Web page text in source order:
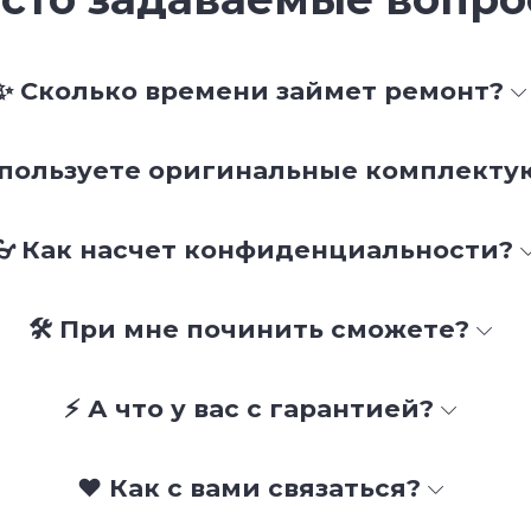
Сколько времени займет ремонт?
оригинальные
Как насчет конфиденциальности?
🛠 При мне починить сможете?
⚡ А что у вас с гарантией?
❤️ Как с вами связаться?